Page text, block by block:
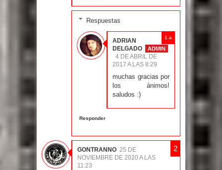
Respuestas
ADRIAN
DELGADO
4 DE ABRIL DE
2017 A LAS 8:29
muchas gracias por
los ánimos!
saludos :)
Responder
GONTRANNO 25 DE
NOVIEMBRE DE 2020 A LAS
11:23